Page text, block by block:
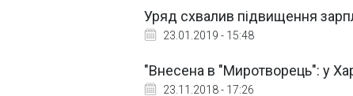
Уряд схвалив підвищення
23.01.2019 - 15:48
"Внесена в "Миротворець": у
23.11.2018 - 17:26